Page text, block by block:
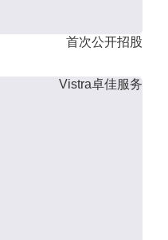
首次公开招股
Vistra卓佳服务